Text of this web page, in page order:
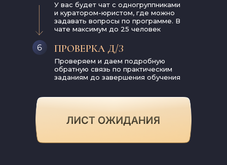
У вас будет чат с одногруппниками
и куратором-юристом, где можно
задавать вопросы по программе. В
чате максимум до 25 человек
Проверяем и даем подробную
обратную связь по практическим
заданиям до завершения обучения
ПРОВЕРКА Д/З